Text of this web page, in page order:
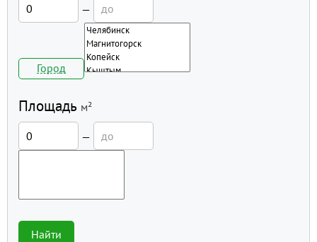
—
Город
Площадь м²
—
Найти